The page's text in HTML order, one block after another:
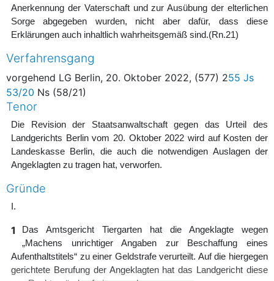
Anerkennung der Vaterschaft und zur Ausübung der elterlichen
Sorge abgegeben wurden, nicht aber dafür, dass diese
Erklärungen auch inhaltlich wahrheitsgemäß sind.(Rn.21)
Verfahrensgang
vorgehend LG Berlin, 20. Oktober 2022, (577) 255 Js
53/20 Ns (58/21)
Tenor
Die Revision der Staatsanwaltschaft gegen das Urteil des
Landgerichts Berlin vom 20. Oktober 2022 wird auf Kosten der
Landeskasse Berlin, die auch die notwendigen Auslagen der
Angeklagten zu tragen hat, verworfen.
Gründe
I.
1
Das Amtsgericht Tiergarten hat die Angeklagte wegen
„Machens unrichtiger Angaben zur Beschaffung eines
Aufenthaltstitels“ zu einer Geldstrafe verurteilt. Auf die hiergegen
gerichtete Berufung der Angeklagten hat das Landgericht diese